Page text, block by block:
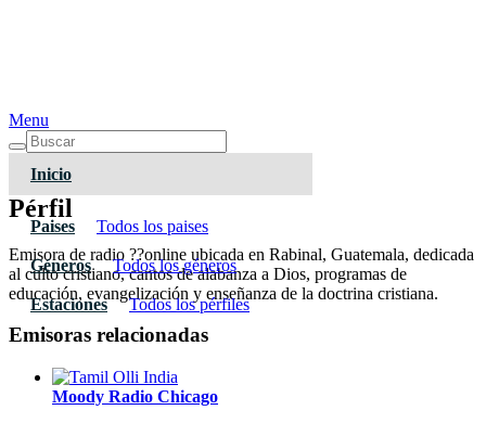
Menu
Inicio
Paises Todos los paises
Géneros Todos los géneros
Estaciones Todos los pérfiles
Pérfil
Emisora de radio ??online ubicada en Rabinal, Guatemala, dedicada
al culto cristiano, cantos de alabanza a Dios, programas de
educación, evangelización y enseñanza de la doctrina cristiana.
Emisoras relacionadas
Moody Radio Chicago